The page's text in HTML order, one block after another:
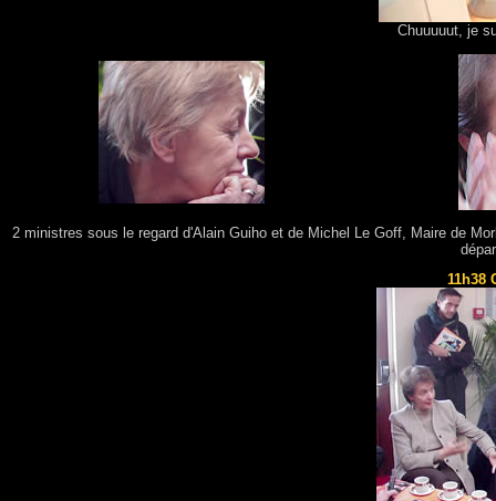
Chuuuuut, je
2 ministres sous le regard d'Alain Guiho et de Michel Le Goff, Maire de
11h38